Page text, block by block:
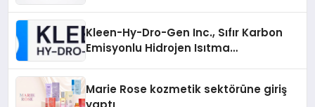
Kleen-Hy-Dro-Gen Inc., Sıfır Karbon
Emisyonlu Hidrojen Isıtma
Marie Rose kozmetik sektörüne giriş